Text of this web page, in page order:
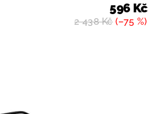
2 438 Kč(–75 %)
596 Kč